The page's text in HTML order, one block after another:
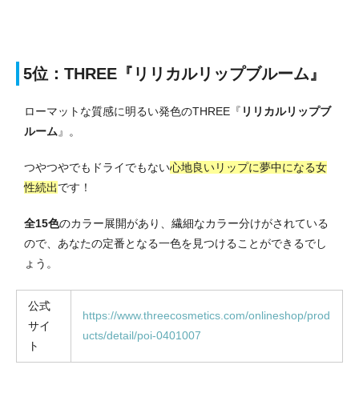
5位：THREE『リリカルリップブルーム』
ローマットな質感に明るい発色のTHREE『 リリカルリップブ
ルーム 』。
つやつやでもドライでもない心地良いリップに夢中になる女
性続出です！
全15色のカラー展開があり、繊細なカラー分けがされている
ので、あなたの定番となる一色を見つけることができるでし
ょう。
公式
サイ
ト
https://www.threecosmetics.com/onlineshop/prod
ucts/detail/poi-0401007